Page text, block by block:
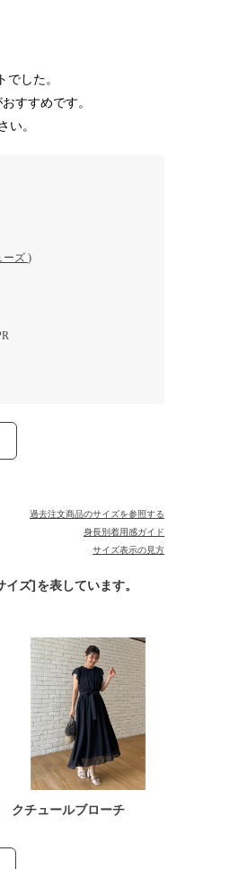
した。
すすめです。
い。
ーズ )
過去注文商品のサイズを参照する
身長別着用感ガイド
サイズ表示の見方
ズ]を表しています。
クチュールブローチ